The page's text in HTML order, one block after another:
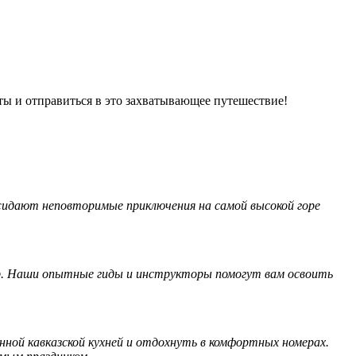
отправиться в это захватывающее путешествие!
неповторимые приключения на самой высокой горе
Наши опытные гиды и инструкторы помогут вам освоить
кавказской кухней и отдохнуть в комфортных номерах.